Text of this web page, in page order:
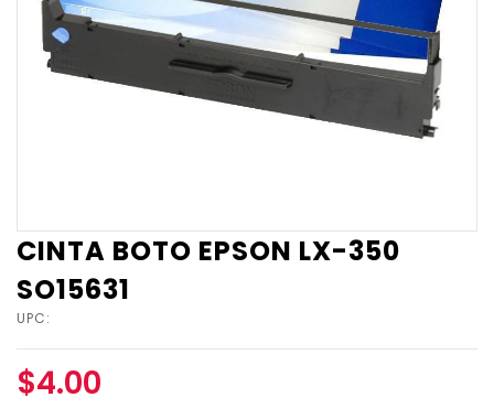
CINTA BOTO EPSON LX-350
SO15631
UPC:
$4.00